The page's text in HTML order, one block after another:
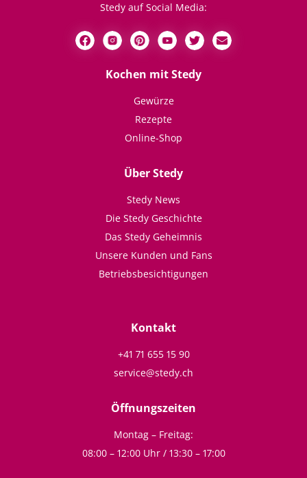
Stedy auf Social Media:
Kochen mit Stedy
Gewürze
Rezepte
Online-Shop
Über Stedy
Stedy News
Die Stedy Geschichte
Das Stedy Geheimnis
Unsere Kunden und Fans
Betriebsbesichtigungen
Kontakt
+41 71 655 15 90
service@stedy.ch
Öffnungszeiten
Montag – Freitag:
08:00 – 12:00 Uhr / 13:30 – 17:00